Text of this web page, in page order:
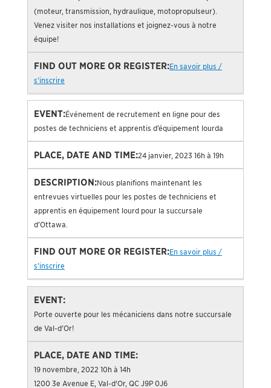
(moteur, transmission, hydraulique, motopropulseur).
Venez visiter nos installations et joignez-vous à notre
équipe!
En savoir plus /
s’inscrire
Événement de recrutement en ligne pour des
postes de techniciens et apprentis d’équipement lourda
24 janvier, 2023 16h à 19h
Nous planifions maintenant les
entrevues virtuelles pour les postes de techniciens et
apprentis en équipement lourd pour la succursale
d’Ottawa.
En savoir plus /
s’inscrire
Porte ouverte pour les mécaniciens dans notre succursale
de Val-d’Or!
19 novembre, 2022 10h à 14h
1200 3e Avenue E, Val-d'Or, QC J9P 0J6